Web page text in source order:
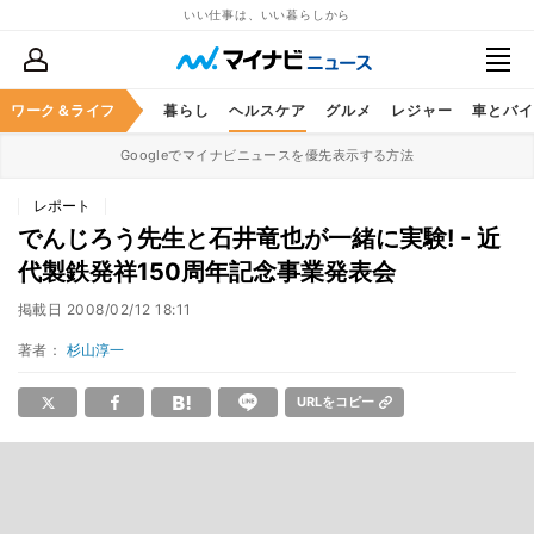
いい仕事は、いい暮らしから
ワーク＆ライフ
ススキル マネー 暮らし ヘルスケア グルメ レジャー 車とバ
Googleでマイナビニュースを優先表示する方法
レポート
でんじろう先生と石井竜也が一緒に実験! - 近
代製鉄発祥150周年記念事業発表会
掲載日 2008/02/12 18:11
著者： 杉山淳一
URLをコピー